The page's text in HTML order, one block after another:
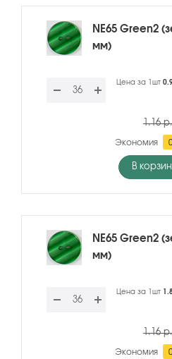
NE65 Green2
мм)
Цена за 1шт
1.16 р.
Экономия
В
NE65 Green2
мм)
Цена за 1шт
1.16 р.
Экономия